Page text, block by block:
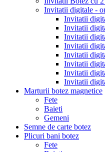
Invitatii digitale -
Invitatii
Invitatii
Invitatii
Invitatii
Invitatii
Invitatii
Invitatii
Invitatii
Marturii botez magnetice
Fete
Baieti
Gemeni
Semne de carte botez
Plicuri bani botez
Fete